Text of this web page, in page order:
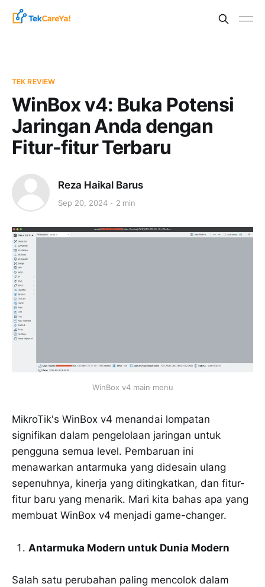
TEK REVIEW
WinBox v4: Buka Potensi
Jaringan Anda dengan
Fitur-fitur Terbaru
Reza Haikal Barus
Sep 20, 2024 2 min
WinBox v4 main menu
MikroTik's WinBox v4 menandai lompatan
signifikan dalam pengelolaan jaringan untuk
pengguna semua level. Pembaruan ini
menawarkan antarmuka yang didesain ulang
sepenuhnya, kinerja yang ditingkatkan, dan fitur-
fitur baru yang menarik. Mari kita bahas apa yang
membuat WinBox v4 menjadi game-changer.
Antarmuka Modern untuk Dunia Modern
Salah satu perubahan paling mencolok dalam